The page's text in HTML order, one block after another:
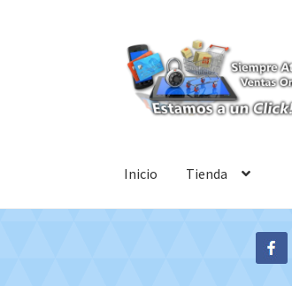
Ir
a
la
navegación
Ir
al
contenido
Inicio Tienda